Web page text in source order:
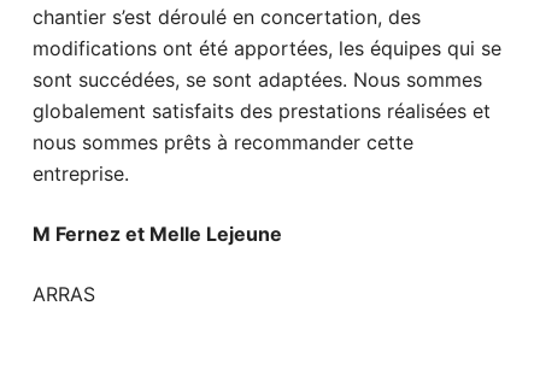
chantier s’est déroulé en concertation, des
modifications ont été apportées, les équipes qui se
sont succédées, se sont adaptées. Nous sommes
globalement satisfaits des prestations réalisées et
nous sommes prêts à recommander cette
entreprise.
M Fernez et Melle Lejeune
ARRAS